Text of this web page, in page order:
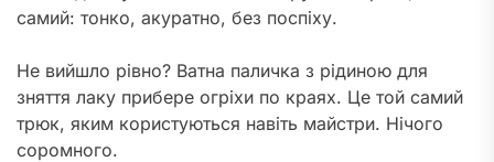
самий: тонко, акуратно, без поспіху.
Не вийшло рівно? Ватна паличка з рідиною для
зняття лаку прибере огріхи по краях. Це той самий
трюк, яким користуються навіть майстри. Нічого
соромного.